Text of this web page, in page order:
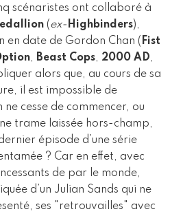
scénaristes ont collaboré à
(ex- Highbinders),
en date de Gordon Chan ( Fist
, Beast Cops, 2000 AD,
alors que, au cours de sa
il est impossible de
cesse de commencer, ou
trame laissée hors-champ,
épisode d’une série
? Car en effet, avec
de par le monde,
d’un Julian Sands qui ne
ses "retrouvailles" avec